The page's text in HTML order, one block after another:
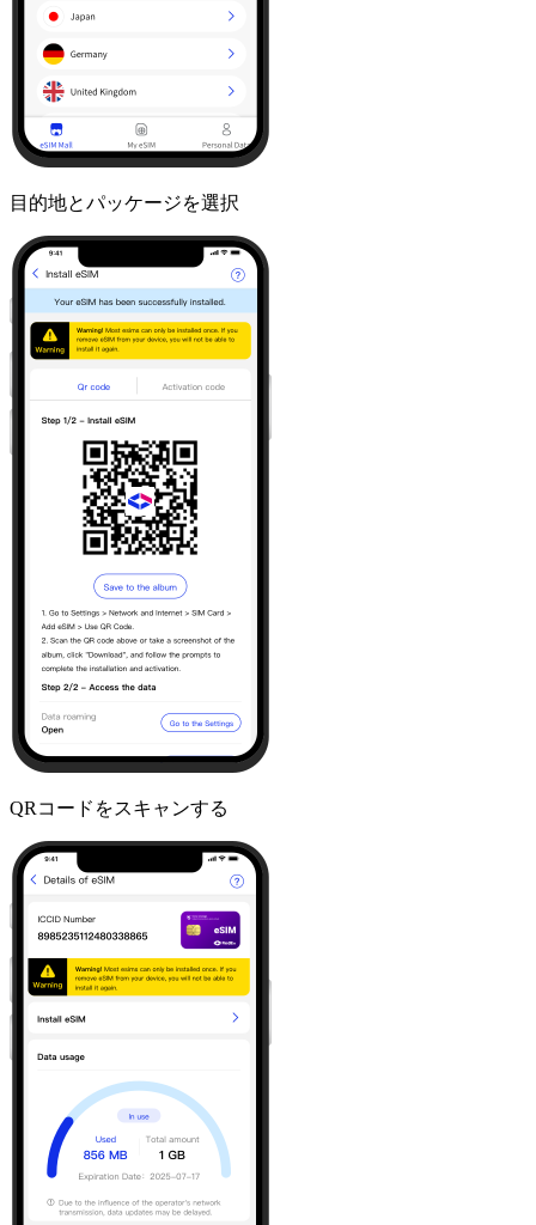
目的地とパッケージを選択
QRコードをスキャンする